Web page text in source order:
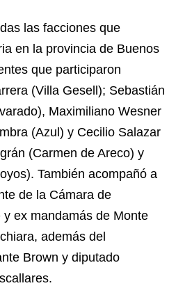
las facciones que
en la provincia de Buenos
que participaron
(Villa Gesell); Sebastián
Maximiliano Wesner
(Azul) y Cecilio Salazar
(Carmen de Areco) y
También acompañó a
de la Cámara de
ex mandamás de Monte
además del
Brown y diputado